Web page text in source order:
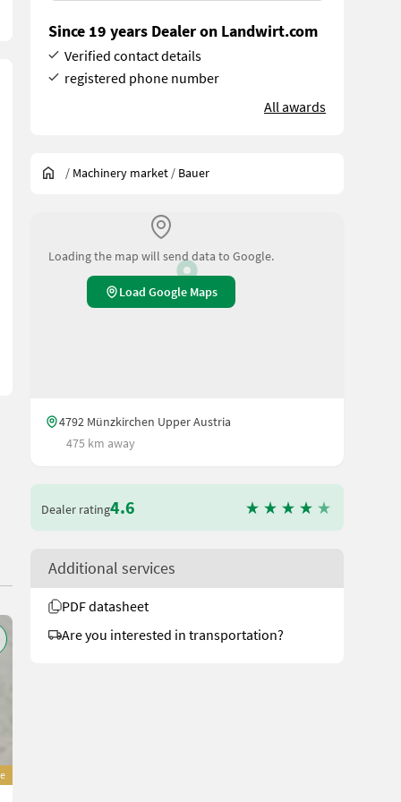
Since 19 years Dealer on Landwirt.com
Verified contact details
registered phone number
All awards
/ Machinery market / Bauer
Loading the map will send data to Google.
Load Google Maps
4792 Münzkirchen Upper Austria
475 km away
Dealer rating4.6
Additional services
PDF datasheet
Are you interested in transportation?